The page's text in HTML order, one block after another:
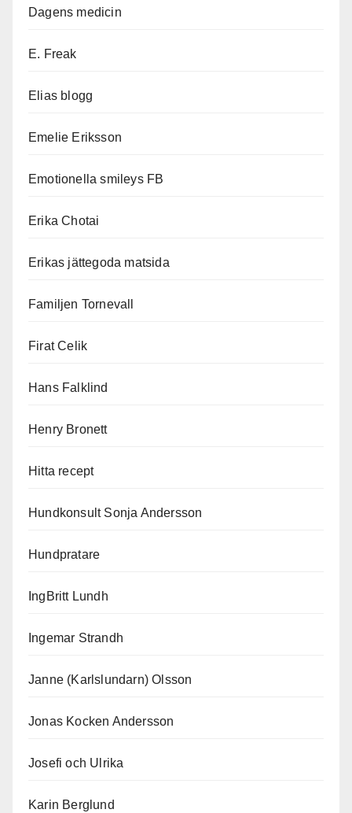
Dagens medicin
E. Freak
Elias blogg
Emelie Eriksson
Emotionella smileys FB
Erika Chotai
Erikas jättegoda matsida
Familjen Tornevall
Firat Celik
Hans Falklind
Henry Bronett
Hitta recept
Hundkonsult Sonja Andersson
Hundpratare
IngBritt Lundh
Ingemar Strandh
Janne (Karlslundarn) Olsson
Jonas Kocken Andersson
Josefi och Ulrika
Karin Berglund